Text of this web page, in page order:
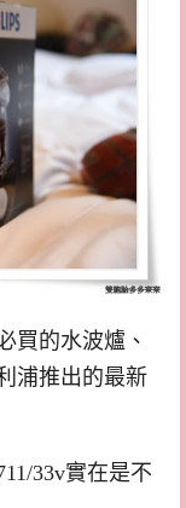
買的水波爐、
浦推出的最新
33v實在是不